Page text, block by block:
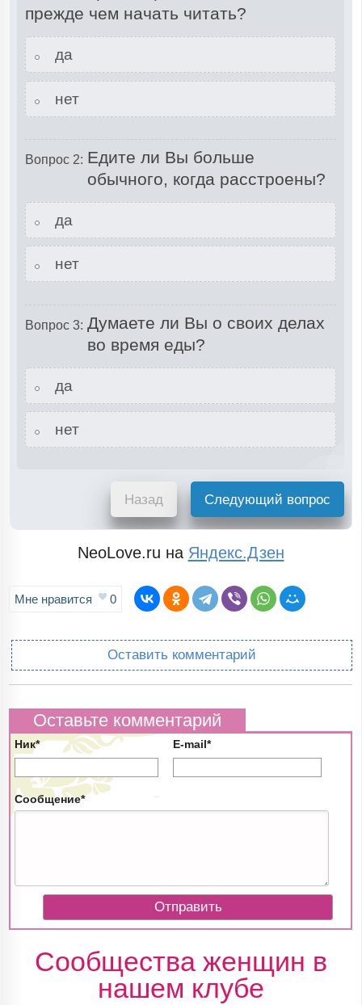
прежде чем начать читать?
да
нет
Вопрос 2: Едите ли Вы больше
обычного, когда расстроены?
да
нет
Вопрос 3: Думаете ли Вы о своих делах
во время еды?
да
нет
Назад Следующий вопрос
NeoLove.ru на Яндекс.Дзен
Мне нравится 0
Оставить комментарий
Оставьте комментарий
Ник* E-mail*
Сообщение*
Сообщества женщин в
нашем клубе